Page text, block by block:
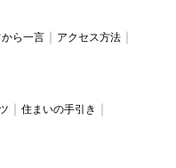
ら一言
アクセス方法
住まいの手引き